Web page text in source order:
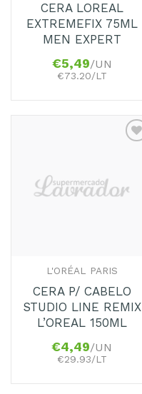
CERA LOREAL
EXTREMEFIX 75ML
MEN EXPERT
€5,49/UN
€73.20/LT
Favoritos
L'ORÉAL PARIS
CERA P/ CABELO
STUDIO LINE REMIX
L’OREAL 150ML
€4,49/UN
€29.93/LT